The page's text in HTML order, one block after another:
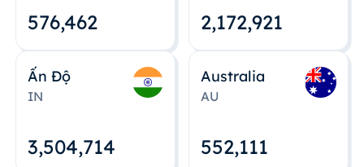
576,463 2,172,922
Ấn Độ
IN
3,504,715
Australia
AU
552,112